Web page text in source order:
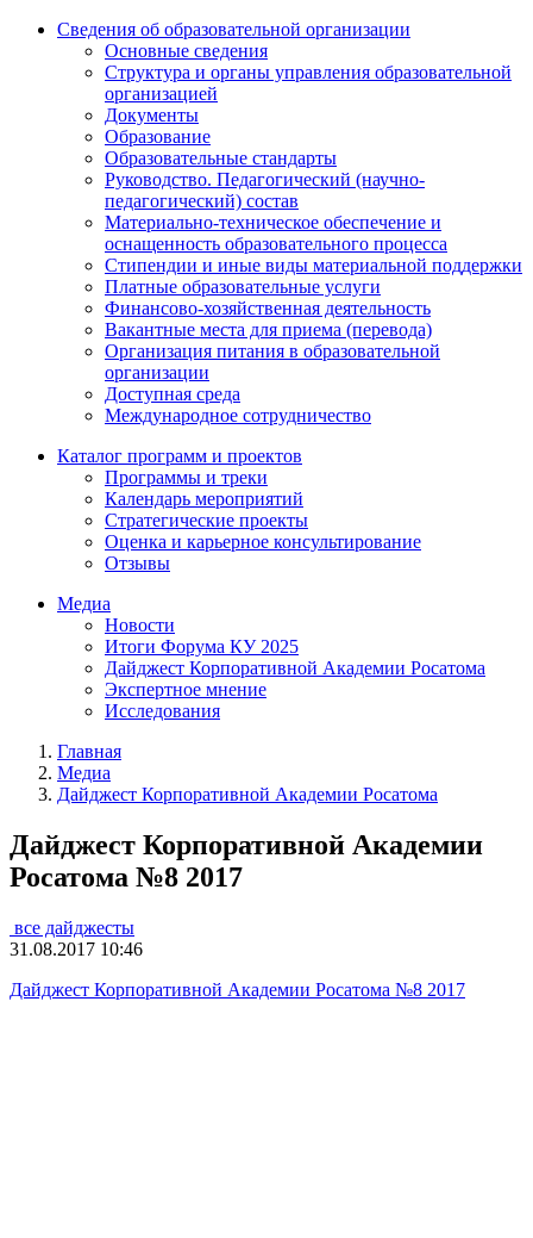
Сведения об образовательной организации
Основные сведения
Структура и органы управления образовательной
организацией
Документы
Образование
Образовательные стандарты
Руководство. Педагогический (научно-
педагогический) состав
Материально-техническое обеспечение и
оснащенность образовательного процесса
Стипендии и иные виды материальной поддержки
Платные образовательные услуги
Финансово-хозяйственная деятельность
Вакантные места для приема (перевода)
Организация питания в образовательной
организации
Доступная среда
Международное сотрудничество
Каталог программ и проектов
Программы и треки
Календарь мероприятий
Стратегические проекты
Оценка и карьерное консультирование
Отзывы
Медиа
Новости
Итоги Форума КУ 2025
Дайджест Корпоративной Академии Росатома
Экспертное мнение
Исследования
Главная
Медиа
Дайджест Корпоративной Академии Росатома
Дайджест Корпоративной Академии
Росатома №8 2017
все дайджесты
31.08.2017 10:46
Дайджест Корпоративной Академии Росатома №8 2017